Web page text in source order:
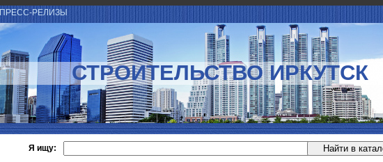
ПРЕСС-РЕЛИЗЫ
СТРОИТЕЛЬСТВО ИРКУТСК
Я ищу: